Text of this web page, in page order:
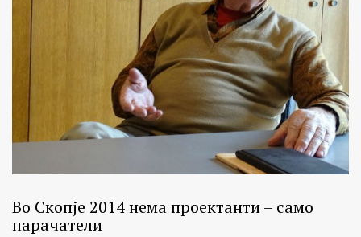
Во Скопје 2014 нема проектанти – само
нарачатели